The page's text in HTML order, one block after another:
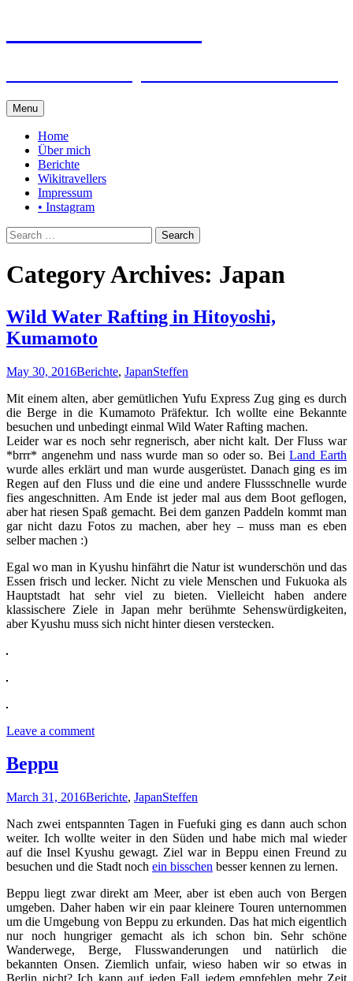
Menu Skip
to
content
Home
Über mich
Berichte
Wikitravellers
Impressum
• Instagram
Search
for:
Category Archives: Japan
Wild Water Rafting in Hitoyoshi,
Kumamoto
May 30, 2016Berichte, JapanSteffen
Mit einem alten, aber gemütlichen Yufu Express Zug ging es durch
die Berge in die Kumamoto Präfektur. Ich wollte eine Bekannte
besuchen und unbedingt einmal Wild Water Rafting machen.
Leider war es noch sehr regnerisch, aber nicht kalt. Der Fluss war
*brrr* angenehm und nass wurde man so oder so. BeiLand Earth
wurde alles erklärt und man wurde ausgerüstet. Danach ging es im
Regen auf den Fluss und die eine und andere Flussschnelle wurde
fies angeschnitten. Am Ende ist jeder mal aus dem Boot geflogen,
aber hat riesen Spaß gemacht. Bei dem ganzen Paddeln kommt man
gar nicht dazu Fotos zu machen, aber hey – muss man es eben
selber machen :)
Egal wo man in Kyushu hinfährt die Natur ist wunderschön und das
Essen frisch und lecker. Nicht zu viele Menschen und Fukuoka als
Hauptstadt hat sehr viel zu bieten. Vielleicht haben andere
klassischere Ziele in Japan mehr berühmte Sehenswürdigkeiten,
aber Kyushu muss sich nicht hinter diesen verstecken.
Leave a comment
Beppu
March 31, 2016Berichte, JapanSteffen
Nach zwei entspannten Tagen in Fuefuki ging es dann auch schon
weiter. Ich wollte weiter in den Süden und habe mich mal wieder
auf die Insel Kyushu gewagt. Ziel war in Beppu einen Freund zu
besuchen und die Stadt noch ein bisschen besser kennen zu lernen.
Beppu liegt zwar direkt am Meer, aber ist eben auch von Bergen
umgeben. Daher haben wir ein paar kleinere Touren unternommen
um die Umgebung von Beppu zu erkunden. Das hat mich eigentlich
nur noch hungriger gemacht als ich schon bin. Sehr schöne
Wanderwege, Berge, Flusswanderungen und natürlich die
bekannten Onsen. Ziemlich unfair, wieso haben wir so etwas in